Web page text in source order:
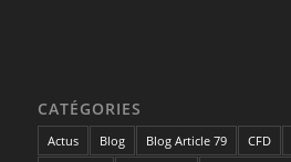
CATÉGORIES
Actus Blog Blog Article 79 CFD